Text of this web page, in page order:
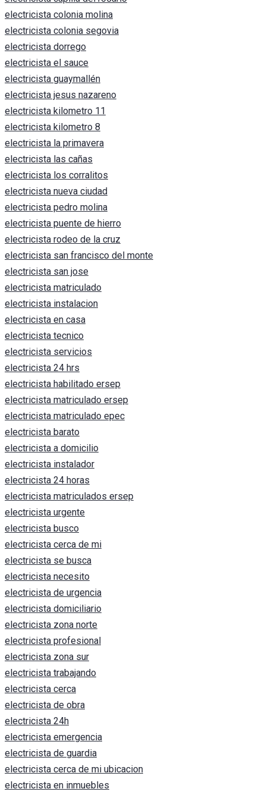
electricista colonia molina
electricista colonia segovia
electricista dorrego
electricista el sauce
electricista guaymallén
electricista jesus nazareno
electricista kilometro 11
electricista kilometro 8
electricista la primavera
electricista las cañas
electricista los corralitos
electricista nueva ciudad
electricista pedro molina
electricista puente de hierro
electricista rodeo de la cruz
electricista san francisco del monte
electricista san jose
electricista matriculado
electricista instalacion
electricista en casa
electricista tecnico
electricista servicios
electricista 24 hrs
electricista habilitado ersep
electricista matriculado ersep
electricista matriculado epec
electricista barato
electricista a domicilio
electricista instalador
electricista 24 horas
electricista matriculados ersep
electricista urgente
electricista busco
electricista cerca de mi
electricista se busca
electricista necesito
electricista de urgencia
electricista domiciliario
electricista zona norte
electricista profesional
electricista zona sur
electricista trabajando
electricista cerca
electricista de obra
electricista 24h
electricista emergencia
electricista de guardia
electricista cerca de mi ubicacion
electricista en inmuebles